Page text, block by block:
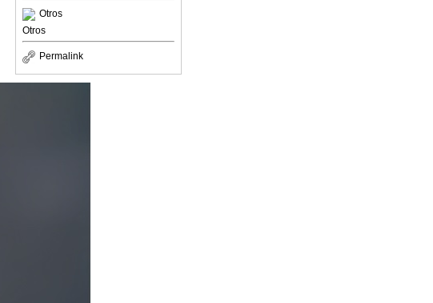
Otros
Otros
Permalink